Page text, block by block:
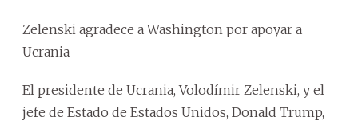
Zelenski agradece a Washington por apoyar a
Ucrania
El presidente de Ucrania, Volodímir Zelenski, y el
jefe de Estado de Estados Unidos, Donald Trump,